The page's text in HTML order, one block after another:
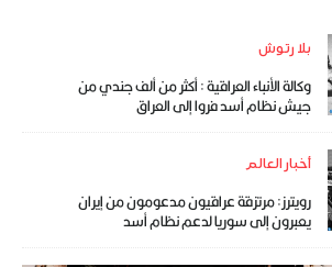
بلا رتوش
وكالة الأنباء العراقية : أكثر من ألف جندي من
جيش نظام أسد فروا إلى العراق
أخبار العالم
رويترز: مرتزقة عراقيون مدعومون من إيران
يعبرون إلى سوريا لدعم نظام أسد